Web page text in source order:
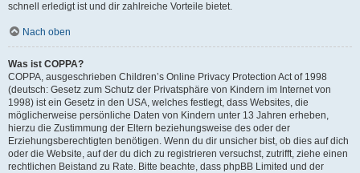
schnell erledigt ist und dir zahlreiche Vorteile bietet.
Nach oben
Was ist COPPA?
COPPA, ausgeschrieben Children’s Online Privacy Protection Act of 1998
(deutsch: Gesetz zum Schutz der Privatsphäre von Kindern im Internet von
1998) ist ein Gesetz in den USA, welches festlegt, dass Websites, die
möglicherweise persönliche Daten von Kindern unter 13 Jahren erheben,
hierzu die Zustimmung der Eltern beziehungsweise des oder der
Erziehungsberechtigten benötigen. Wenn du dir unsicher bist, ob dies auf dich
oder die Website, auf der du dich zu registrieren versuchst, zutrifft, ziehe einen
rechtlichen Beistand zu Rate. Bitte beachte, dass phpBB Limited und der